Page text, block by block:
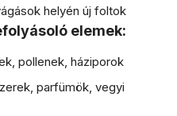
helyén új foltok
elemek:
pollenek, háziporok
parfümök, vegyi